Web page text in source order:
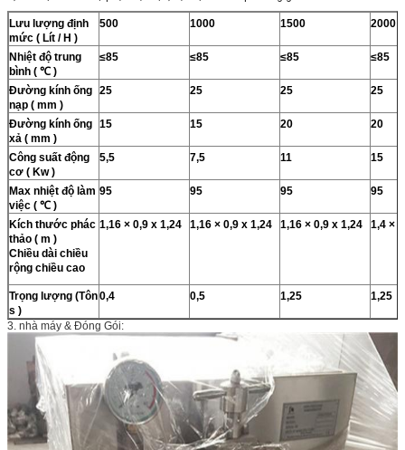
Lưu lượng định
mức ( Lít / H )
500 1000 1500 2000
Nhiệt độ trung
bình ( ℃ )
≤85 ≤85 ≤85 ≤85
Đường kính ống
nạp ( mm )
25 25 25 25
Đường kính ống
xả ( mm )
15 15 20 20
Công suất động
cơ ( Kw )
5,5 7,5 11 15
Max nhiệt độ làm
việc ( ℃ )
95 95 95 95
Kích thước phác
thảo ( m )
Chiều dài chiều
rộng chiều cao
1,16 × 0,9 x 1,24 1,16 × 0,9 x 1,24 1,16 × 0,9 x 1,24 1,4 ×
Trọng lượng (Tôn
s )
0,4 0,5 1,25 1,25
3. nhà máy & Đóng Gói: